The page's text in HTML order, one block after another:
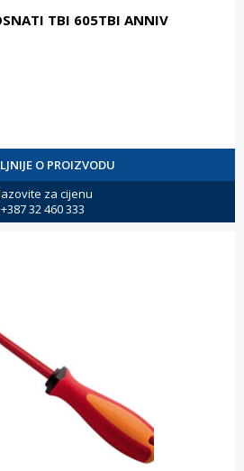
TBI 605TBI ANNIV
O PROIZVODU
za cijenu
+387 32 460 333